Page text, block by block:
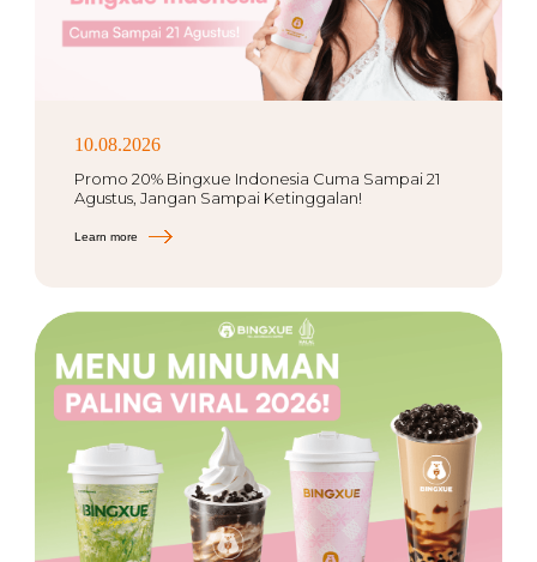
10.08.2026
Promo 20% Bingxue Indonesia Cuma Sampai 21
Agustus, Jangan Sampai Ketinggalan!
Learn more